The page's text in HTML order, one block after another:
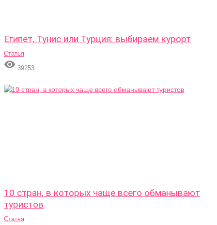
Египет, Тунис или Турция: выбираем курорт
Статья
 39253
10 стран, в которых чаще всего обманывают
туристов
Статья